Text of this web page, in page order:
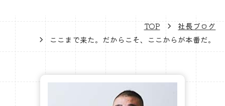
TOP
社長ブログ
ここまで来た。だからこそ、ここからが本番だ。